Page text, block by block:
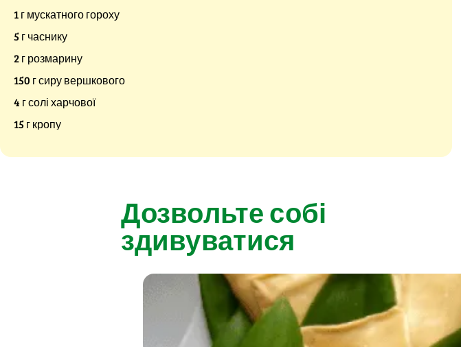
1 г мускатного гороху
5 г часнику
2 г розмарину
150 г сиру вершкового
4 г солі харчової
15 г кропу
Дозвольте собі
здивуватися